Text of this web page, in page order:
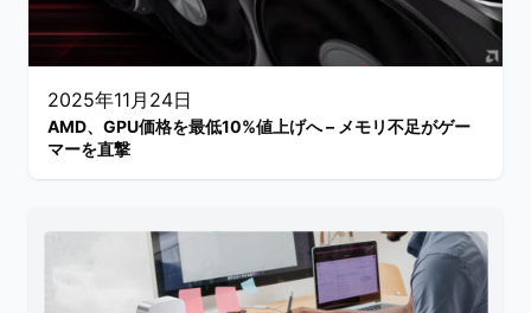
2025年11月24日
AMD、GPU価格を最低10%値上げへ – メモリ不足がゲー
マーを直撃